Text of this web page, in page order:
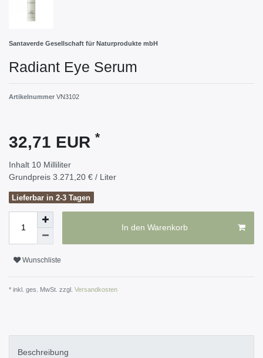
Santaverde Gesellschaft für Naturprodukte mbH
Radiant Eye Serum
Artikelnummer VN3102
32,71 EUR *
Inhalt 10 Milliliter
Grundpreis 3.271,20 € / Liter
Lieferbar in 2-3 Tagen
In den Warenkorb
Wunschliste
* inkl. ges. MwSt. zzgl. Versandkosten
Beschreibung